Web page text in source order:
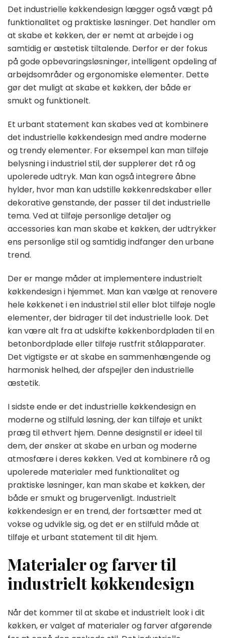
Det industrielle køkkendesign lægger også vægt på
funktionalitet og praktiske løsninger. Det handler om
at skabe et køkken, der er nemt at arbejde i og
samtidig er æstetisk tiltalende. Derfor er der fokus
på gode opbevaringsløsninger, intelligent opdeling af
arbejdsområder og ergonomiske elementer. Dette
gør det muligt at skabe et køkken, der både er
smukt og funktionelt.
Et urbant statement kan skabes ved at kombinere
det industrielle køkkendesign med andre moderne
og trendy elementer. For eksempel kan man tilføje
belysning i industriel stil, der supplerer det rå og
upolerede udtryk. Man kan også integrere åbne
hylder, hvor man kan udstille køkkenredskaber eller
dekorative genstande, der passer til det industrielle
tema. Ved at tilføje personlige detaljer og
accessories kan man skabe et køkken, der udtrykker
ens personlige stil og samtidig indfanger den urbane
trend.
Der er mange måder at implementere industrielt
køkkendesign i hjemmet. Man kan vælge at renovere
hele køkkenet i en industriel stil eller blot tilføje nogle
elementer, der bidrager til det industrielle look. Det
kan være alt fra at udskifte køkkenbordpladen til en
betonbordplade eller tilføje rustfrit stålapparater.
Det vigtigste er at skabe en sammenhængende og
harmonisk helhed, der afspejler den industrielle
æstetik.
I sidste ende er det industrielle køkkendesign en
moderne og stilfuld løsning, der kan tilføje et unikt
præg til ethvert hjem. Denne designstil er ideel til
dem, der ønsker at skabe en urban og moderne
atmosfære i deres køkken. Ved at kombinere rå og
upolerede materialer med funktionalitet og
praktiske løsninger, kan man skabe et køkken, der
både er smukt og brugervenligt. Industrielt
køkkendesign er en trend, der fortsætter med at
vokse og udvikle sig, og det er en stilfuld måde at
tilføje et urbant statement til dit hjem.
Materialer og farver til
industrielt køkkendesign
Når det kommer til at skabe et industrielt look i dit
køkken, er valget af materialer og farver afgørende